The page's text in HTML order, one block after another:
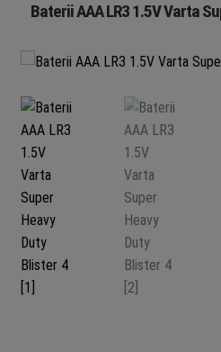
Baterii AAA LR3 1.5V Varta